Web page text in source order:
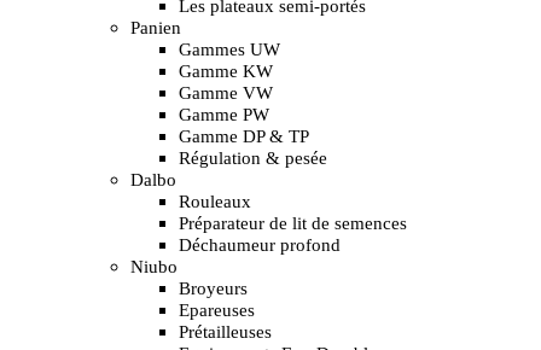
Les plateaux semi-portés
Panien
Gammes UW
Gamme KW
Gamme VW
Gamme PW
Gamme DP & TP
Régulation & pesée
Dalbo
Rouleaux
Préparateur de lit de semences
Déchaumeur profond
Niubo
Broyeurs
Epareuses
Prétailleuses